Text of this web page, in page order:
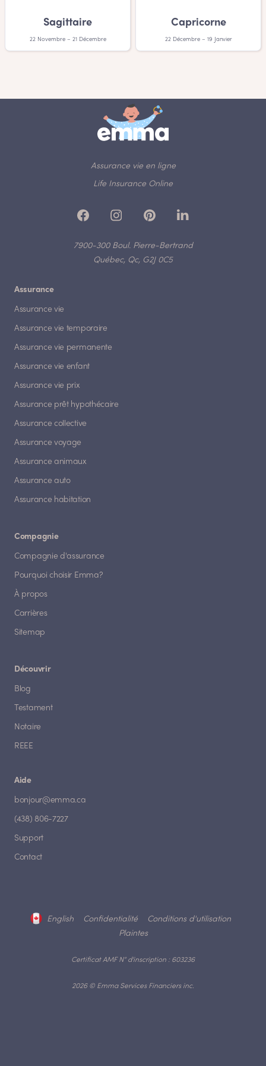
Sagittaire
22 Novembre – 21 Décembre
Capricorne
22 Décembre – 19 Janvier
Assurance vie en ligne
Life Insurance Online
7900-300 Boul. Pierre-Bertrand
Québec, Qc, G2J 0C5
Assurance
Assurance vie
Assurance vie temporaire
Assurance vie permanente
Assurance vie enfant
Assurance vie prix
Assurance prêt hypothécaire
Assurance collective
Assurance voyage
Assurance animaux
Assurance auto
Assurance habitation
Compagnie
Compagnie d'assurance
Pourquoi choisir Emma?
À propos
Carrières
Sitemap
Découvrir
Blog
Testament
Notaire
REEE
Aide
bonjour@emma.ca
(438) 806-7227
Support
Contact
2026 © Emma Services Financiers inc.
Certificat AMF N° d'inscription : 603236
English Confidentialité
Conditions d'utilisation
Plaintes